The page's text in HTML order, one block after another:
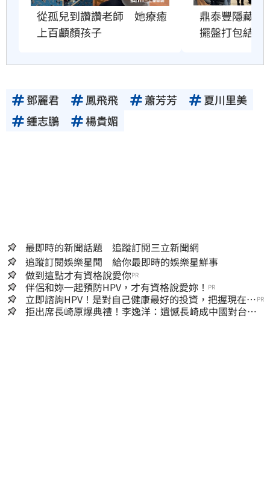
從孤兒到讚讚老師　她療癒
上百顱顏孩子
鼎泰豐隱藏服
擺盤打包結果
鄧麗君 鳳飛飛 蕭芳芳
夏川里美
鍾志鵬
楊貴媚
最即時的新聞話題 追蹤訂閱三立新聞網
追蹤訂閱娛樂星聞 給你最即時的娛樂星鮮事
做到這點才有資格說愛你PR
伴侶和妳一起預防HPV，才有資格說愛妳！ PR
立即諮詢HPV！是對自己健康最好的投資，把握現在不
嫌晚！
PR
拒出席長崎原爆典禮！李逸洋：遺憾長崎成中國對台實